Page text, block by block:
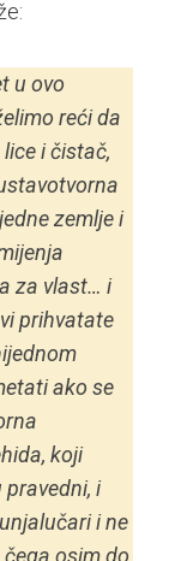
u ovo
reći da
i čistač,
zemlje i
za vlast… i
prihvatate
ako se
koji
pravedni, i
i ne
osim do